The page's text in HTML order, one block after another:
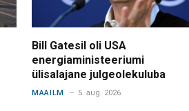
Bill Gatesil oli USA
energiaministeeriumi
ülisalajane julgeolekuluba
MAAILM 5. aug. 2026